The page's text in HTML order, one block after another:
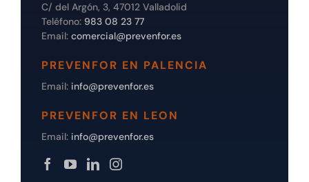
C/ del Argón, 3, 47012 Valladolid
Teléfono: 983 08 23 77
Email: comercial@prevenfor.es
PREVENFOR EN PALENCIA
Email: info@prevenfor.es
PREVENFOR EN LEON
Email: info@prevenfor.es